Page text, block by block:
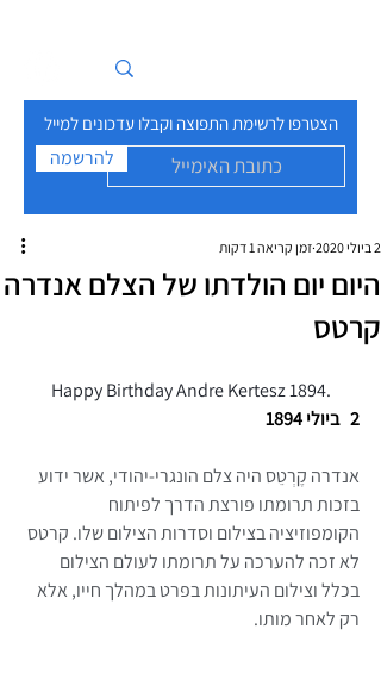
הצטרפו לרשימת התפוצה וקבלו עדכונים למייל
להרשמה
היום יום הולדתו של הצלם אנדרה
קרטס
2 ביולי 2020 זמן קריאה 1 דקות
Happy Birthday Andre Kertesz 1894.
2   ביולי 1894
אנדרה קֶרְטֵס היה צלם הונגרי-יהודי, אשר ידוע
בזכות תרומתו פורצת הדרך לפיתוח
הקומפוזיציה בצילום וסדרות הצילום שלו. קרטס
לא זכה להערכה על תרומתו לעולם הצילום
בכלל וצילום העיתונות בפרט במהלך חייו, אלא
רק לאחר מותו.